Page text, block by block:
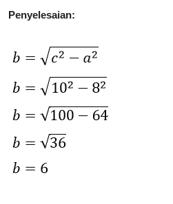
Penyelesaian: